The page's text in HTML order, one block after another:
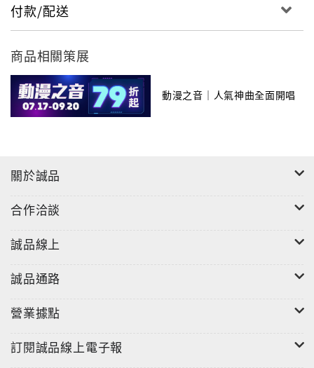
"
付款/配送
商品相關策展
動漫之音｜人氣神曲全面開唱
關於誠品
合作洽談
誠品線上
誠品通路
營業據點
訂閱誠品線上電子報